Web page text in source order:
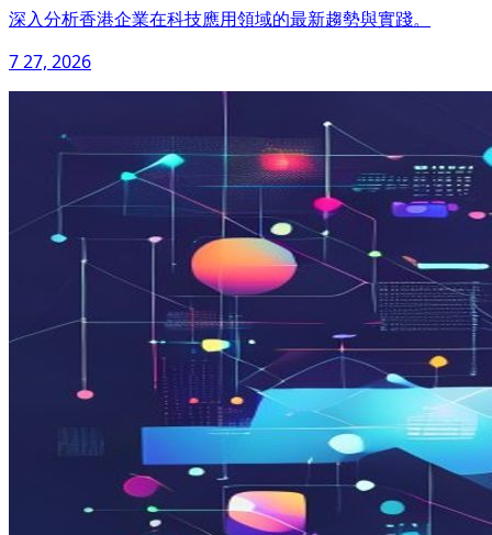
深入分析香港企業在科技應用領域的最新趨勢與實踐。
7 27, 2026